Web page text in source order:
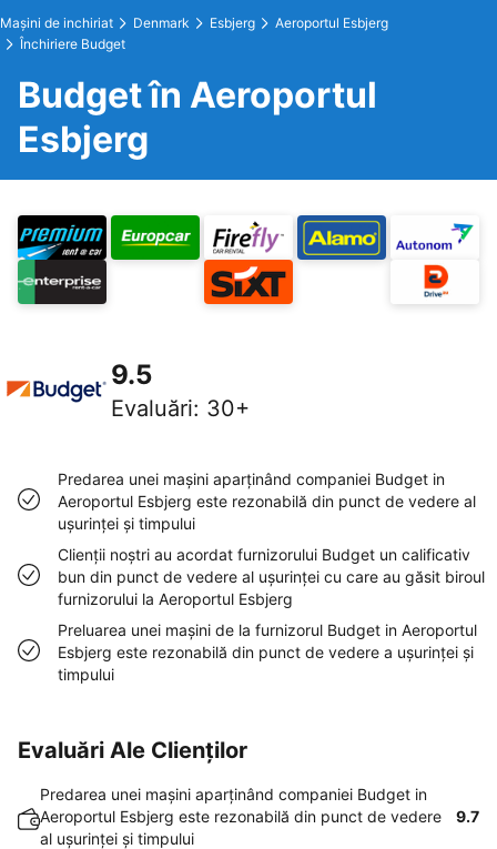
Maşini de inchiriat Denmark Esbjerg
Aeroportul Esbjerg
Închiriere Budget
Budget în Aeroportul
Esbjerg
9.5
Evaluări: 30+
Predarea unei maşini aparţinând companiei Budget in
Aeroportul Esbjerg este rezonabilă din punct de vedere al
uşurinţei şi timpului
Clienţii noştri au acordat furnizorului Budget un calificativ
bun din punct de vedere al uşurinţei cu care au găsit biroul
furnizorului la Aeroportul Esbjerg
Preluarea unei maşini de la furnizorul Budget in Aeroportul
Esbjerg este rezonabilă din punct de vedere a uşurinţei şi
timpului
Evaluări Ale Clienților
Predarea unei maşini aparţinând companiei Budget in
Aeroportul Esbjerg este rezonabilă din punct de vedere
al uşurinţei şi timpului
9.7